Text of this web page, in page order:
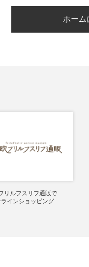
ホーム
リルフスリフ通販で
ラインショッピング